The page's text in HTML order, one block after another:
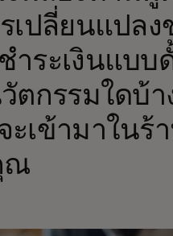
เปลี่ยนแปลง
ำระเงินแบบ
ตกรรมใดบ้า
ะเข้ามาในร้
ณ